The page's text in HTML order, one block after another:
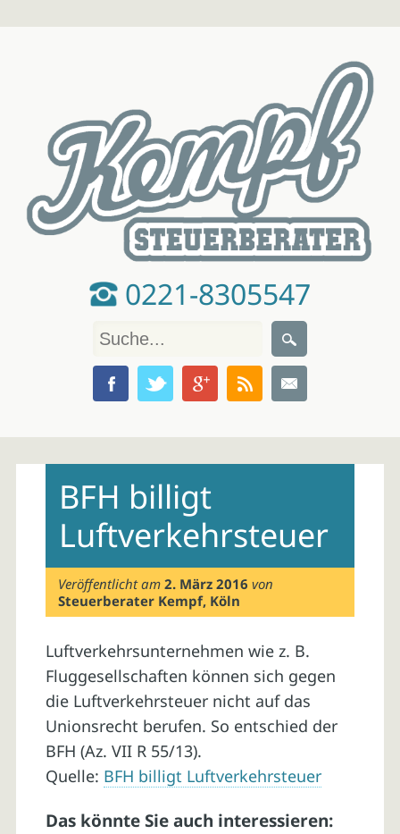
0221-8305547
contentBFH billigt
Luftverkehrsteuer
Veröffentlicht am2. März 2016 von
Steuerberater Kempf, Köln
Luftverkehrsunternehmen wie z. B.
Fluggesellschaften können sich gegen
die Luftverkehrsteuer nicht auf das
Unionsrecht berufen. So entschied der
BFH (Az. VII R 55/13).
Quelle: BFH billigt Luftverkehrsteuer
Das könnte Sie auch interessieren: